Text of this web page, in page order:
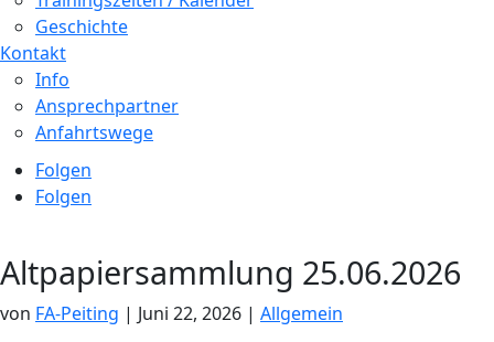
Geschichte
Kontakt
Info
Ansprechpartner
Anfahrtswege
Folgen
Folgen
Altpapiersammlung 25.06.2026
von FA-Peiting | Juni 22, 2026 | Allgemein